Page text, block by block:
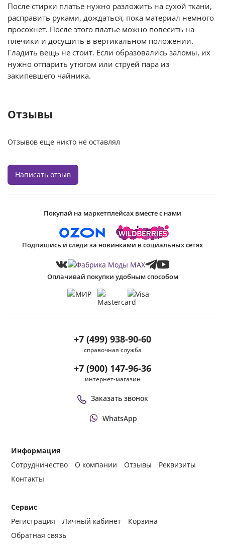
После стирки платье нужно разложить на сухой ткани,
расправить руками, дождаться, пока материал немного
просохнет. После этого платье можно повесить на
плечики и досушить в вертикальном положении.
Гладить вещь не стоит. Если образовались заломы, их
нужно отпарить утюгом или струей пара из
закипевшего чайника.
Отзывы
Отзывов еще никто не оставлял
Написать отзыв
Информация
Сотрудничество
О компании Отзывы
Реквизиты
Контакты
Сервис
Регистрация
Личный кабинет
Корзина
Обратная связь
+7 (499) 938-90-60
справочная служба
+7 (900) 147-96-36
интернет-магазин
Заказать звонок
WhatsApp
Покупай на маркетплейсах вместе с нами
Подпишись и следи за новинками в социальных сетях
Оплачивай покупки удобным способом